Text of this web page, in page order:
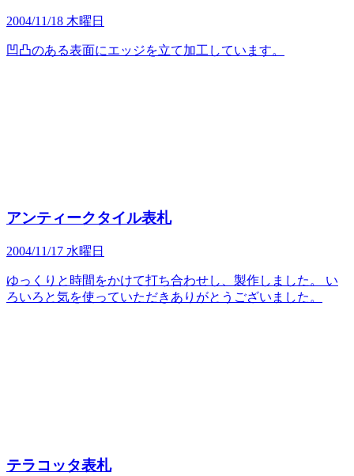
2004/11/18 木曜日
凹凸のある表面にエッジを立て加工しています。
アンティークタイル表札
2004/11/17 水曜日
ゆっくりと時間をかけて打ち合わせし、製作しました。 い
ろいろと気を使っていただきありがとうございました。
テラコッタ表札